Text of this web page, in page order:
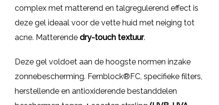
complex met matterend en talgregulerend effect is
deze gel ideaal voor de vette huid met neiging tot
acne. Matterende dry-touch textuur.
Deze gel voldoet aan de hoogste normen inzake
zonnebescherming. Fernblock®FC, specifieke filters,
herstellende en antioxiderende bestanddelen